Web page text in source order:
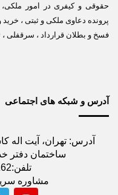
حقوقی و کیفری در امور
پرونده دعاوی ملکی و ثبتی ،
فسخ و بطلان قرارداد ، سرقفلی
آدرس و شبکه های اجتماعی
آدرس: تهران، آیت اله
تلفن:02144097162
مشاوره سریع :